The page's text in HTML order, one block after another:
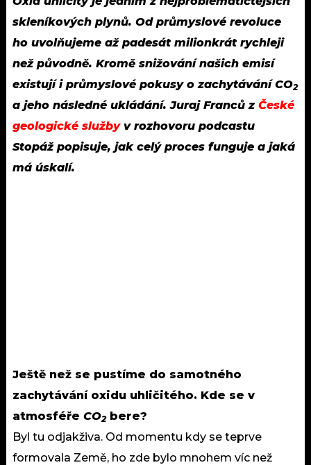
skleníkových plynů. Od průmyslové revoluce
ho uvolňujeme až padesát milionkrát rychleji
než původně. Kromě snižování našich emisí
existují i průmyslové pokusy o zachytávání CO2
a jeho následné ukládání. Juraj Franců z České
geologické službyv rozhovoru podcastu
Stopáž popisuje, jak celý proces funguje a jaká
má úskalí.
Ještě než se pustíme do samotného
zachytávání oxidu uhličitého. Kde se v
atmosféře CO2bere?
Byl tu odjakživa. Od momentu kdy se teprve
formovala Země, ho zde bylo mnohem víc než